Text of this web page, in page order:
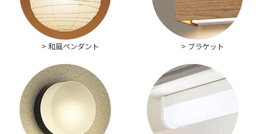
> 和風ペンダント > ブラケット